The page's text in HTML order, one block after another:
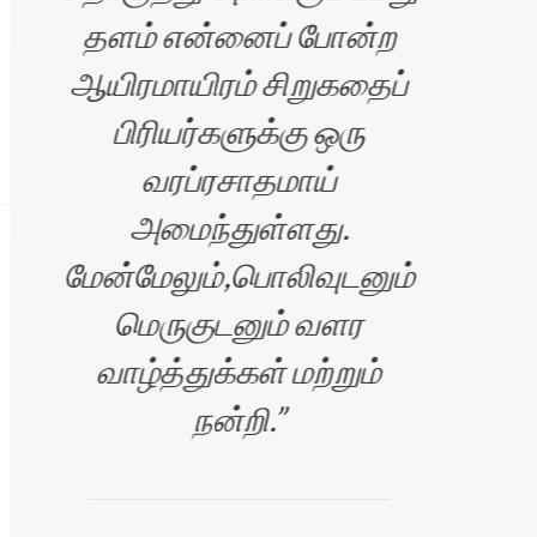
தளம் என்னைப் போன்ற
ஆயிரமாயிரம் சிறுகதைப்
பிரியர்களுக்கு ஒரு
வரப்ரசாதமாய்
அமைந்துள்ளது.
மேன்மேலும்,பொலிவுடனும்
மெருகுடனும் வளர
வாழ்த்துக்கள் மற்றும்
நன்றி.